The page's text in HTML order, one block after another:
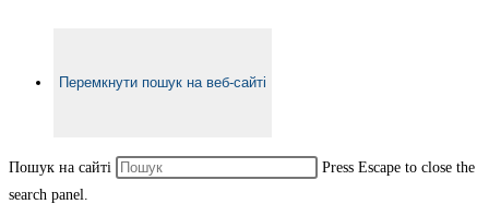
Перемкнути пошук на веб-сайті
Пошук на сайті
Press Escape to close the
search panel.